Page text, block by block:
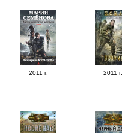
2011 г. 2011 г.